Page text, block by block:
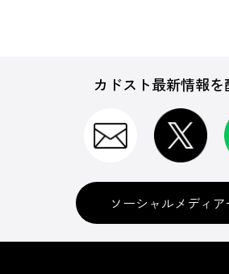
カドスト最新情報を
ソーシャルメディ